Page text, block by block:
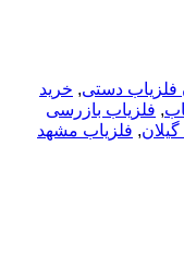
فلزیاب دستی, خرید
, فلزیاب بازرسی
, فلزیاب مشهد